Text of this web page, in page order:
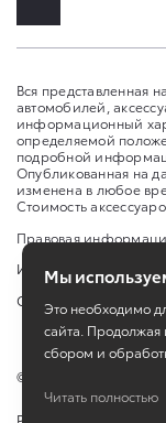
Вся представленная
автомобилей,
информационный
определяемой
подробной
Опубликованная на
изменена в любое
Стоимость
Правовая
Изменить настройку
Сбросить cookie
©
Работает на
Мы
Это необходимо
сайта. Продолжая
сбором и
Читать полностью